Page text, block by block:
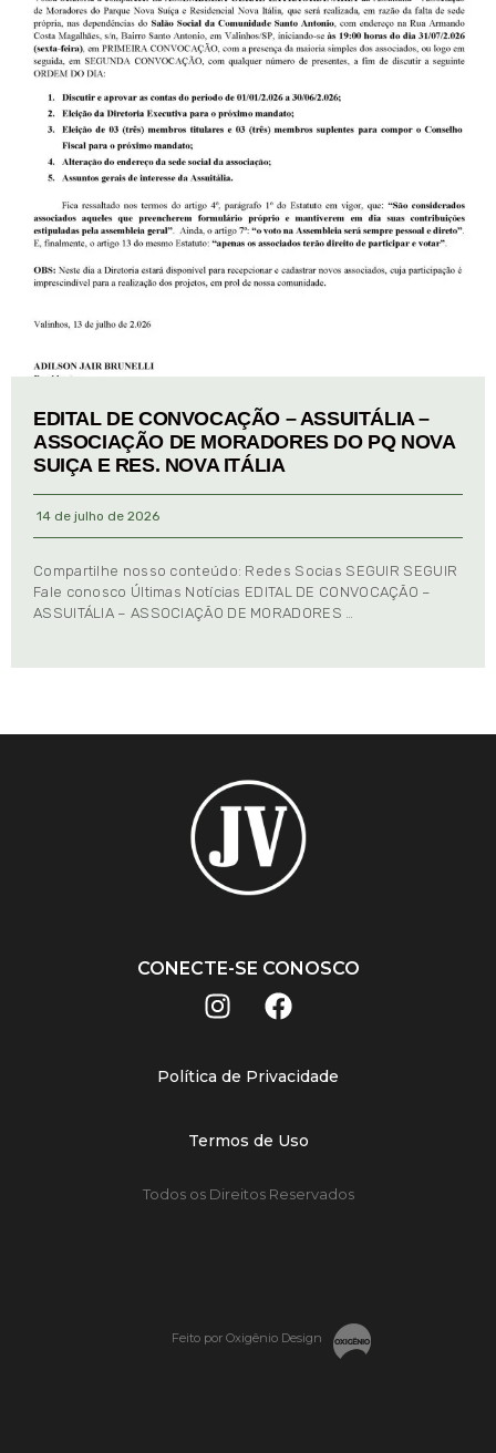
EDITAL DE CONVOCAÇÃO – ASSUITÁLIA –
ASSOCIAÇÃO DE MORADORES DO PQ NOVA
SUIÇA E RES. NOVA ITÁLIA
14 de julho de 2026
Compartilhe nosso conteúdo: Redes Socias SEGUIR SEGUIR
Fale conosco Últimas Notícias EDITAL DE CONVOCAÇÃO –
ASSUITÁLIA – ASSOCIAÇÃO DE MORADORES …
CONECTE-SE CONOSCO
Política de Privacidade
Termos de Uso
Todos os Direitos Reservados
Feito por Oxigênio Design